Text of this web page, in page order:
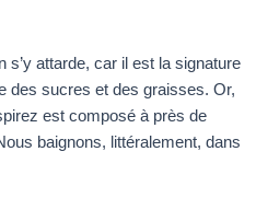
s’y attarde, car il est la signature
des sucres et des graisses. Or,
est composé à près de
baignons, littéralement, dans